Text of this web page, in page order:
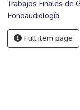
Trabajos Finales de
Fonoaudiología
Full item page